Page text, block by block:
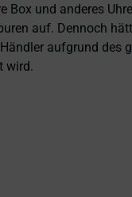
und anderes
auf. Dennoch
aufgrund des
wird.